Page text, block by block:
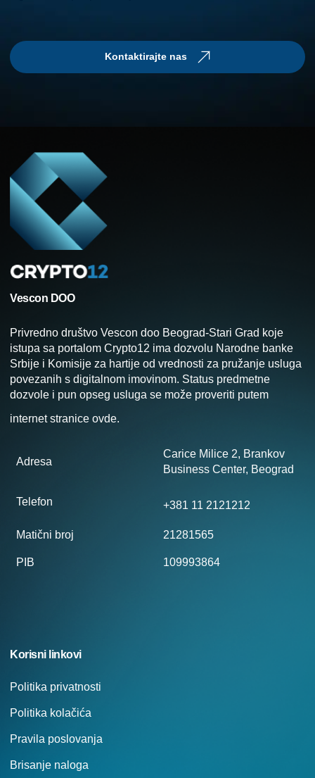
Kontaktirajte nas
Vescon DOO
Privredno društvo Vescon doo Beograd-Stari Grad koje
istupa sa portalom Crypto12 ima dozvolu Narodne banke
Srbije i Komisije za hartije od vrednosti za pružanje usluga
povezanih s digitalnom imovinom. Status predmetne
dozvole i pun opseg usluga se može proveriti putem
internet stranice ovde.
Adresa
Carice Milice 2, Brankov
Business Center, Beograd
Telefon +381 11 2121212
Matični broj 21281565
PIB 109993864
Korisni linkovi
Politika privatnosti
Politika kolačića
Pravila poslovanja
Brisanje naloga